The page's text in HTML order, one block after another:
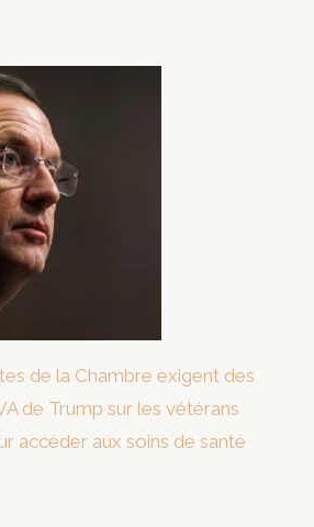
de la Chambre exigent des
de Trump sur les vétérans
accéder aux soins de santé